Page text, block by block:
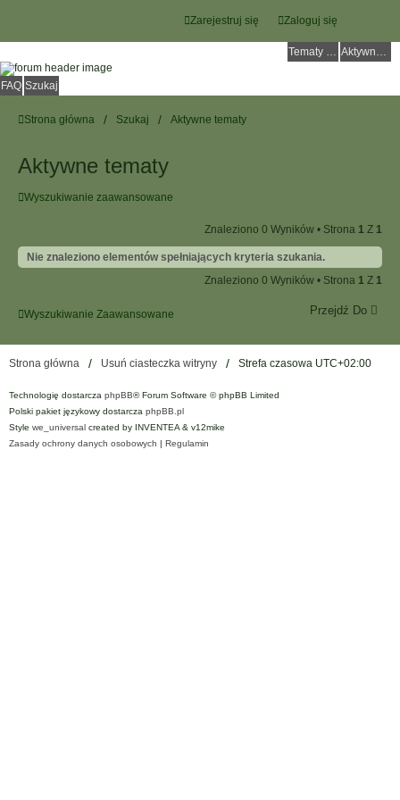
Zaloguj się
Zarejestruj się
Tematy bez odpowiedzi Aktywne tematy
FAQ Szukaj
Strona główna Szukaj Aktywne tematy
Aktywne tematy
Wyszukiwanie zaawansowane
Znaleziono 0 Wyników • Strona 1 Z 1
Nie znaleziono elementów spełniających kryteria szukania.
Znaleziono 0 Wyników • Strona 1 Z 1
Wyszukiwanie Zaawansowane Przejdź Do
Strona główna Usuń ciasteczka witryny Strefa czasowa UTC+02:00
Technologię dostarcza phpBB® Forum Software © phpBB Limited
Polski pakiet językowy dostarcza phpBB.pl
Style we_universal created by INVENTEA & v12mike
Zasady ochrony danych osobowych | Regulamin